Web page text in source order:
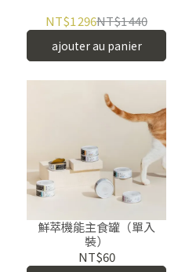
NT$1 296NT$1 440
ajouter au panier
鮮萃機能主食罐（單入
裝）
NT$60